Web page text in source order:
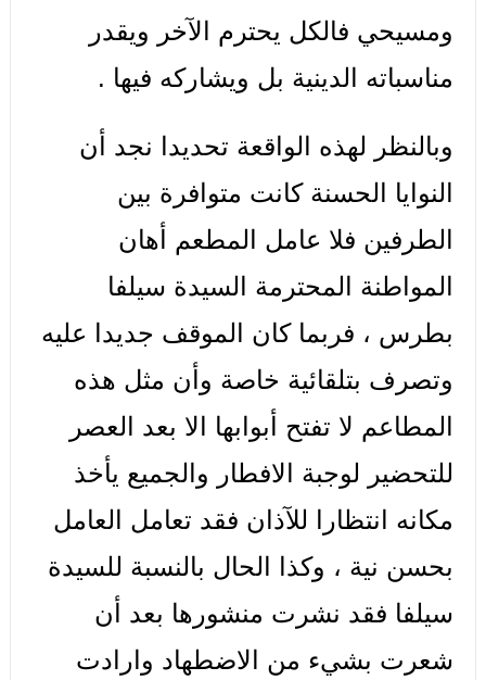
ومسيحي فالكل يحترم الآخر ويقدر
مناسباته الدينية بل ويشاركه فيها .
وبالنظر لهذه الواقعة تحديدا نجد أن
النوايا الحسنة كانت متوافرة بين
الطرفين فلا عامل المطعم أهان
المواطنة المحترمة السيدة سيلفا
بطرس ، فربما كان الموقف جديدا عليه
وتصرف بتلقائية خاصة وأن مثل هذه
المطاعم لا تفتح أبوابها الا بعد العصر
للتحضير لوجبة الافطار والجميع يأخذ
مكانه انتظارا للآذان فقد تعامل العامل
بحسن نية ، وكذا الحال بالنسبة للسيدة
سيلفا فقد نشرت منشورها بعد أن
شعرت بشيء من الاضطهاد وارادت